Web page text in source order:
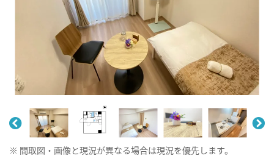
※ 間取図・画像と現況が異なる場合は現況を優先します。